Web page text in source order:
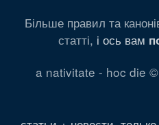
Більше правил та
статті, і ось вам
a nativitate - hoc die ©